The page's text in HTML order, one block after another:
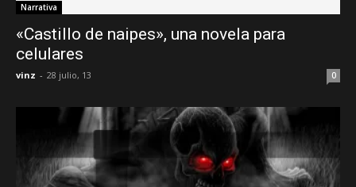
Narrativa
«Castillo de naipes», una novela para
celulares
vinz - 28 julio, 13 0